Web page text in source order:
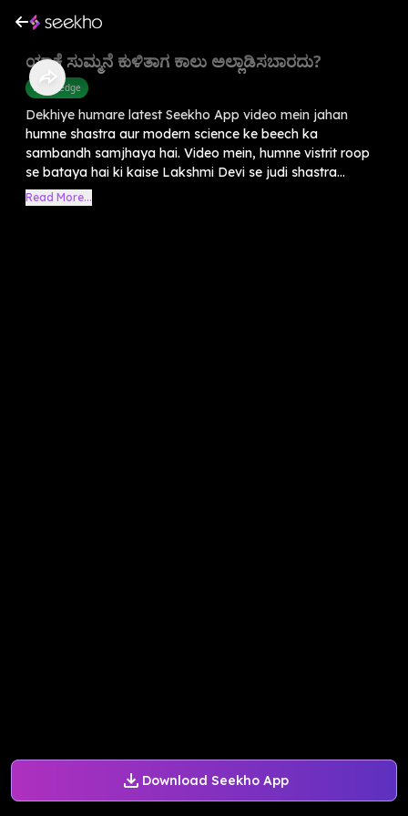
Download Seekho App
ಯಾಕೆ ಸುಮ್ಮನೆ ಕುಳಿತಾಗ ಕಾಲು ಅಲ್ಲಾಡಿಸಬಾರದು?
Knowledge
Dekhiye humare latest Seekho App video mein jahan
humne shastra aur modern science ke beech ka
sambandh samjhaya hai. Video mein, humne vistrit roop
se bataya hai ki kaise Lakshmi Devi se judi shastra...
Read More...